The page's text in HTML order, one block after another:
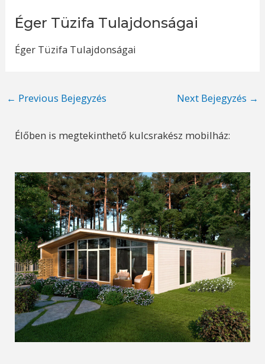
Éger Tüzifa Tulajdonságai
Éger Tüzifa Tulajdonságai
Post
← Previous Bejegyzés Next Bejegyzés →
Élőben is megtekinthető kulcsrakész mobilház: